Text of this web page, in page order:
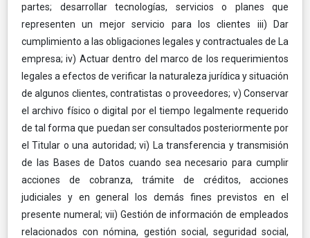
partes; desarrollar tecnologías, servicios o planes que
representen un mejor servicio para los clientes iii) Dar
cumplimiento a las obligaciones legales y contractuales de La
empresa; iv) Actuar dentro del marco de los requerimientos
legales a efectos de verificar la naturaleza jurídica y situación
de algunos clientes, contratistas o proveedores; v) Conservar
el archivo físico o digital por el tiempo legalmente requerido
de tal forma que puedan ser consultados posteriormente por
el Titular o una autoridad; vi) La transferencia y transmisión
de las Bases de Datos cuando sea necesario para cumplir
acciones de cobranza, trámite de créditos, acciones
judiciales y en general los demás fines previstos en el
presente numeral; vii) Gestión de información de empleados
relacionados con nómina, gestión social, seguridad social,